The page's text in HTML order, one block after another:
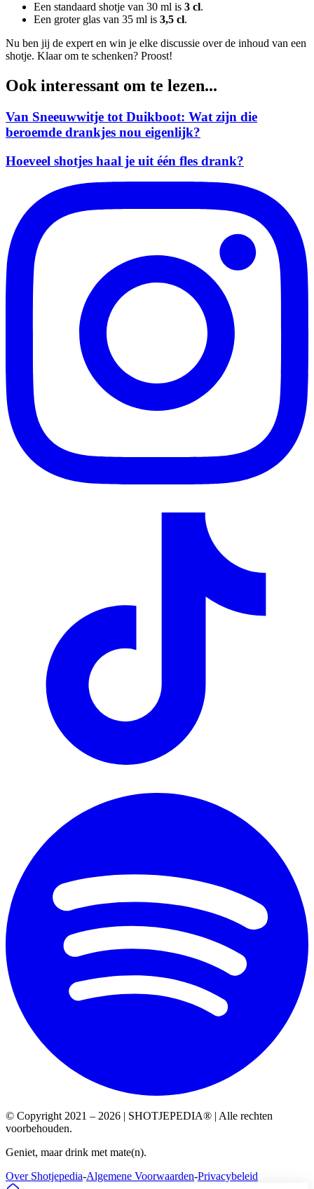
Een standaard shotje van 30 ml is 3 cl.
Een groter glas van 35 ml is 3,5 cl.
Nu ben jij de expert en win je elke discussie over de inhoud van een
shotje. Klaar om te schenken? Proost!
Ook interessant om te lezen...
Van Sneeuwwitje tot Duikboot: Wat zijn die
beroemde drankjes nou eigenlijk?
Hoeveel shotjes haal je uit één fles drank?
© Copyright 2021 – 2026 | SHOTJEPEDIA® | Alle rechten
voorbehouden.
Geniet, maar drink met mate(n).
Over Shotjepedia-Algemene Voorwaarden-Privacybeleid